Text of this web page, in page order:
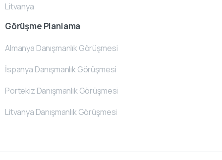
Litvanya
Görüşme Planlama
Almanya Danışmanlık Görüşmesi
İspanya Danışmanlık Görüşmesi
Portekiz Danışmanlık Görüşmesi
Litvanya Danışmanlık Görüşmesi